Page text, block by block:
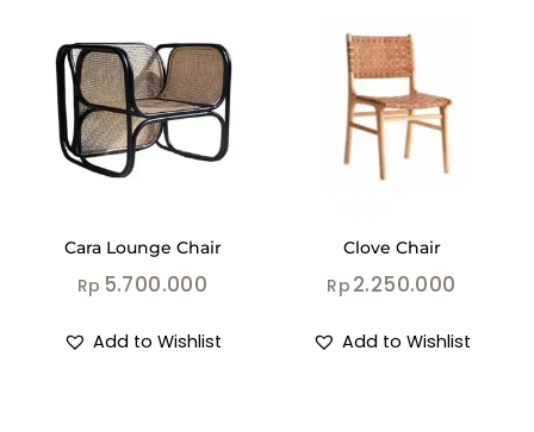
Cara Lounge Chair
Rp 5.700.000
Add to Wishlist
Clove Chair
Rp 2.250.000
Add to Wishlist